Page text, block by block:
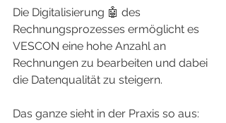
Die Digitalisierung 🤖 des
Rechnungsprozesses ermöglicht es
VESCON eine hohe Anzahl an
Rechnungen zu bearbeiten und dabei
die Datenqualität zu steigern.
Das ganze sieht in der Praxis so aus: